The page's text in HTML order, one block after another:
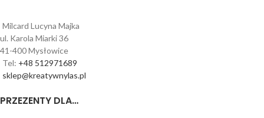
Milcard Lucyna Majka
ul. Karola Miarki 36
41-400 Mysłowice
Tel: +48 512971689
sklep@kreatywnylas.pl
PRZEZENTY DLA…